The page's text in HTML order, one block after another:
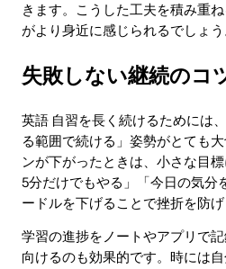
きます。こうした工夫を積み重
がより身近に感じられるでしょう
失敗しない継続のコ
英語 自習を長く続けるためには
る範囲で続ける」姿勢がとても
ンが下がったときは、小さな目
5分だけでもやる」「今日の気分
ードルを下げることで挫折を防げ
学習の進捗をノートやアプリで
向けるのも効果的です。時には